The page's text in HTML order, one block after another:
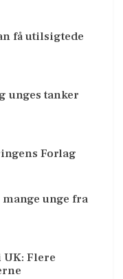
få utilsigtede
unges tanker
Forlag
unge fra
Flere